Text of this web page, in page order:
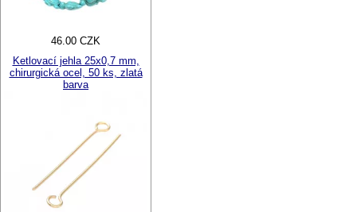
46.00 CZK
Ketlovací jehla 25x0,7 mm,
chirurgická ocel, 50 ks, zlatá
barva